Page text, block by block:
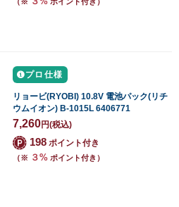
プロ仕様
リョービ(RYOBI) 10.8V 電池パック(リチ
ウムイオン) B-1015L 6406771
7,260円(税込)
198 ポイント付き
（※ ３% ポイント付き）